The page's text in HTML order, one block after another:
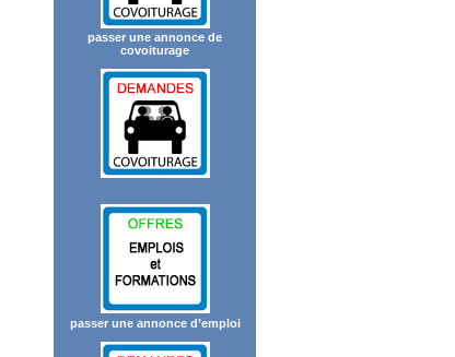
passer une annonce de
covoiturage
passer une annonce d’emploi